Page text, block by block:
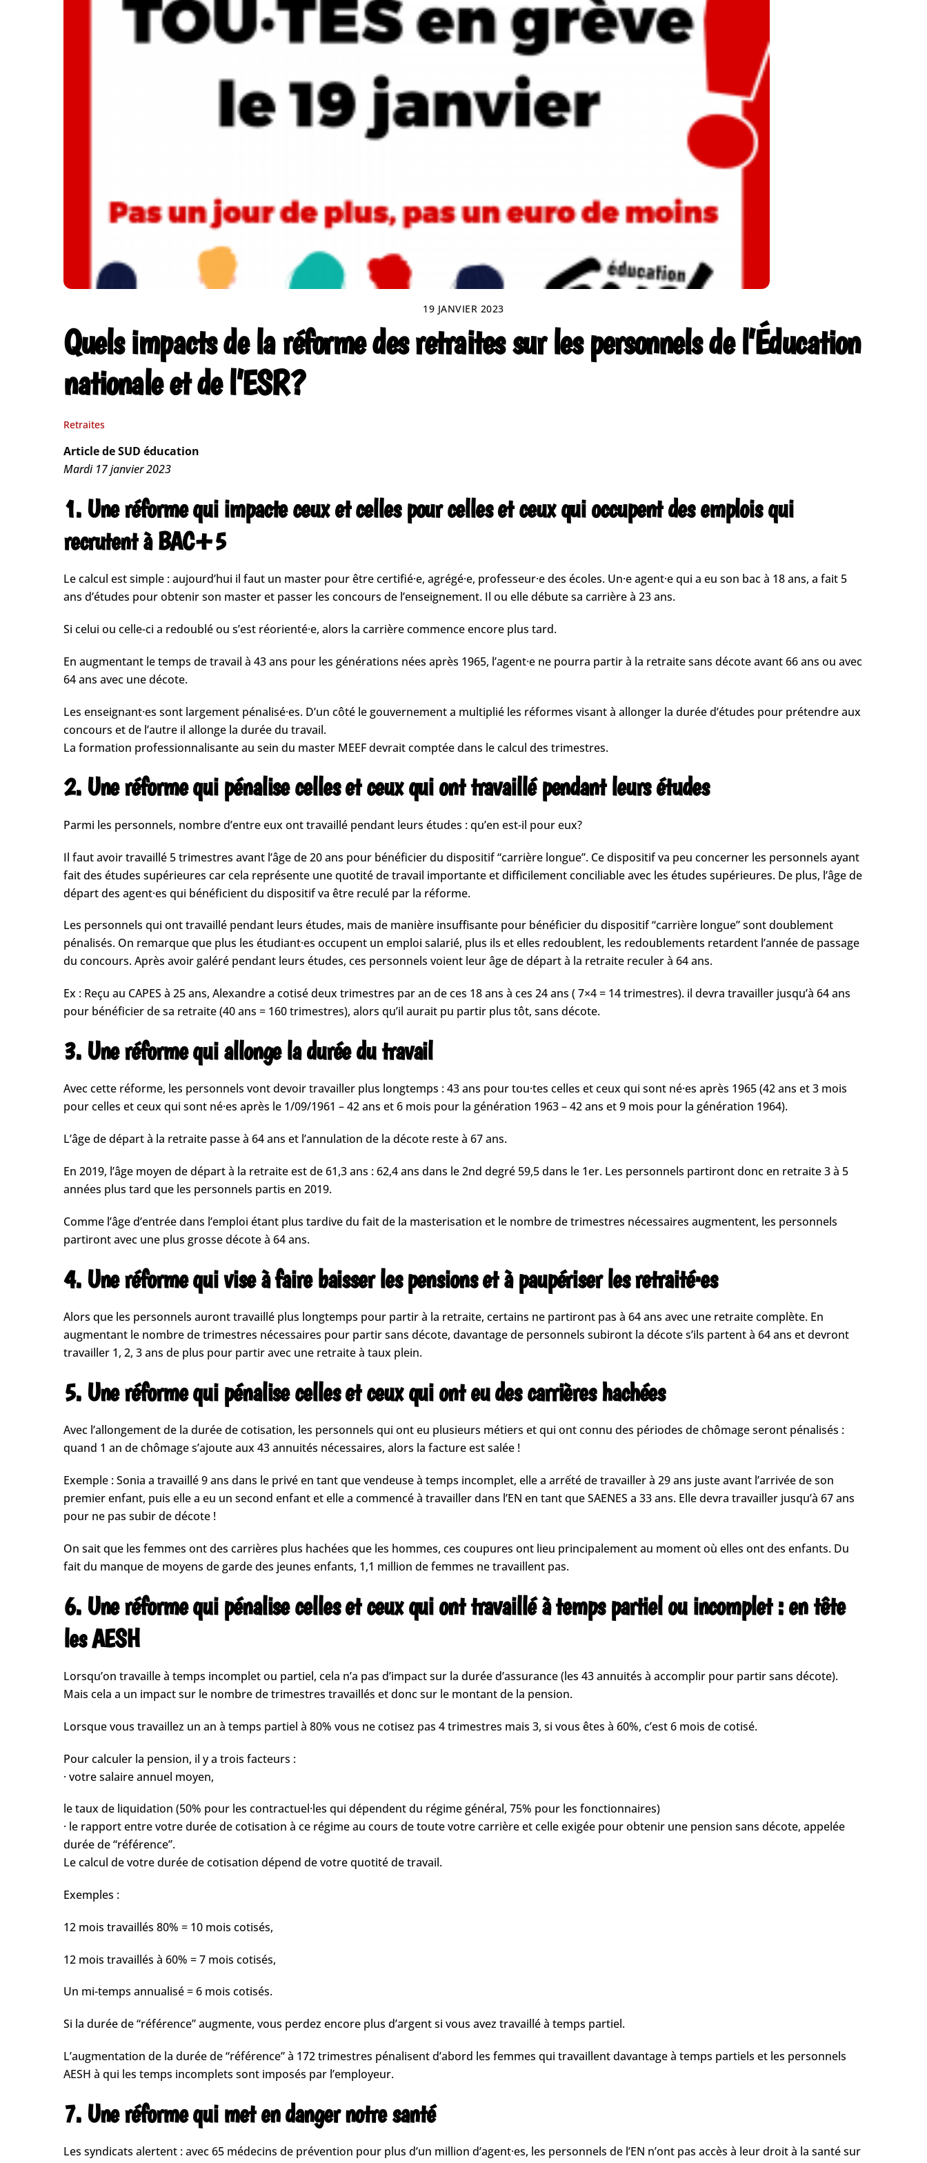
19 JANVIER 2023
Quels impacts de la réforme des retraites sur les personnels de l’Éducation
nationale et de l’ESR ?
Retraites
Article de SUD éducation
Mardi 17 janvier 2023
1. Une réforme qui impacte ceux et celles pour celles et ceux qui occupent des emplois qui
recrutent à BAC+5
Le calcul est simple : aujourd’hui il faut un master pour être certifié·e, agrégé·e, professeur·e des écoles. Un·e agent·e qui a eu son bac à 18 ans, a fait 5
ans d’études pour obtenir son master et passer les concours de l’enseignement. Il ou elle débute sa carrière à 23 ans.
Si celui ou celle-ci a redoublé ou s’est réorienté·e, alors la carrière commence encore plus tard.
En augmentant le temps de travail à 43 ans pour les générations nées après 1965, l’agent·e ne pourra partir à la retraite sans décote avant 66 ans ou avec
64 ans avec une décote.
Les enseignant·es sont largement pénalisé·es. D’un côté le gouvernement a multiplié les réformes visant à allonger la durée d’études pour prétendre aux
concours et de l’autre il allonge la durée du travail.
La formation professionnalisante au sein du master MEEF devrait comptée dans le calcul des trimestres.
2. Une réforme qui pénalise celles et ceux qui ont travaillé pendant leurs études
Parmi les personnels, nombre d’entre eux ont travaillé pendant leurs études : qu’en est-il pour eux?
Il faut avoir travaillé 5 trimestres avant l’âge de 20 ans pour bénéficier du dispositif “carrière longue”. Ce dispositif va peu concerner les personnels ayant
fait des études supérieures car cela représente une quotité de travail importante et difficilement conciliable avec les études supérieures. De plus, l’âge de
départ des agent·es qui bénéficient du dispositif va être reculé par la réforme.
Les personnels qui ont travaillé pendant leurs études, mais de manière insuffisante pour bénéficier du dispositif “carrière longue” sont doublement
pénalisés. On remarque que plus les étudiant·es occupent un emploi salarié, plus ils et elles redoublent, les redoublements retardent l’année de passage
du concours. Après avoir galéré pendant leurs études, ces personnels voient leur âge de départ à la retraite reculer à 64 ans.
Ex : Reçu au CAPES à 25 ans, Alexandre a cotisé deux trimestres par an de ces 18 ans à ces 24 ans ( 7×4 = 14 trimestres). il devra travailler jusqu’à 64 ans
pour bénéficier de sa retraite (40 ans = 160 trimestres), alors qu’il aurait pu partir plus tôt, sans décote.
3. Une réforme qui allonge la durée du travail
Avec cette réforme, les personnels vont devoir travailler plus longtemps : 43 ans pour tou·tes celles et ceux qui sont né·es après 1965 (42 ans et 3 mois
pour celles et ceux qui sont né·es après le 1/09/1961 – 42 ans et 6 mois pour la génération 1963 – 42 ans et 9 mois pour la génération 1964).
L’âge de départ à la retraite passe à 64 ans et l’annulation de la décote reste à 67 ans.
En 2019, l’âge moyen de départ à la retraite est de 61,3 ans : 62,4 ans dans le 2nd degré 59,5 dans le 1er. Les personnels partiront donc en retraite 3 à 5
années plus tard que les personnels partis en 2019.
Comme l’âge d’entrée dans l’emploi étant plus tardive du fait de la masterisation et le nombre de trimestres nécessaires augmentent, les personnels
partiront avec une plus grosse décote à 64 ans.
4. Une réforme qui vise à faire baisser les pensions et à paupériser les retraité·es
Alors que les personnels auront travaillé plus longtemps pour partir à la retraite, certains ne partiront pas à 64 ans avec une retraite complète. En
augmentant le nombre de trimestres nécessaires pour partir sans décote, davantage de personnels subiront la décote s’ils partent à 64 ans et devront
travailler 1, 2, 3 ans de plus pour partir avec une retraite à taux plein.
5. Une réforme qui pénalise celles et ceux qui ont eu des carrières hachées
Avec l’allongement de la durée de cotisation, les personnels qui ont eu plusieurs métiers et qui ont connu des périodes de chômage seront pénalisés :
quand 1 an de chômage s’ajoute aux 43 annuités nécessaires, alors la facture est salée !
Exemple : Sonia a travaillé 9 ans dans le privé en tant que vendeuse à temps incomplet, elle a arrếté de travailler à 29 ans juste avant l’arrivée de son
premier enfant, puis elle a eu un second enfant et elle a commencé à travailler dans l’EN en tant que SAENES a 33 ans. Elle devra travailler jusqu’à 67 ans
pour ne pas subir de décote !
On sait que les femmes ont des carrières plus hachées que les hommes, ces coupures ont lieu principalement au moment où elles ont des enfants. Du
fait du manque de moyens de garde des jeunes enfants, 1,1 million de femmes ne travaillent pas.
6. Une réforme qui pénalise celles et ceux qui ont travaillé à temps partiel ou incomplet : en tête
les AESH
Lorsqu’on travaille à temps incomplet ou partiel, cela n’a pas d’impact sur la durée d’assurance (les 43 annuités à accomplir pour partir sans décote).
Mais cela a un impact sur le nombre de trimestres travaillés et donc sur le montant de la pension.
Lorsque vous travaillez un an à temps partiel à 80% vous ne cotisez pas 4 trimestres mais 3, si vous êtes à 60%, c’est 6 mois de cotisé.
Pour calculer la pension, il y a trois facteurs :
· votre salaire annuel moyen,
le taux de liquidation (50% pour les contractuel·les qui dépendent du régime général, 75% pour les fonctionnaires)
· le rapport entre votre durée de cotisation à ce régime au cours de toute votre carrière et celle exigée pour obtenir une pension sans décote, appelée
durée de “référence”.
Le calcul de votre durée de cotisation dépend de votre quotité de travail.
Exemples :
12 mois travaillés 80% = 10 mois cotisés,
12 mois travaillés à 60% = 7 mois cotisés,
Un mi-temps annualisé = 6 mois cotisés.
Si la durée de “référence” augmente, vous perdez encore plus d’argent si vous avez travaillé à temps partiel.
L’augmentation de la durée de “référence” à 172 trimestres pénalisent d’abord les femmes qui travaillent davantage à temps partiels et les personnels
AESH à qui les temps incomplets sont imposés par l’employeur.
7. Une réforme qui met en danger notre santé
Les syndicats alertent : avec 65 médecins de prévention pour plus d’un million d’agent·es, les personnels de l’EN n’ont pas accès à leur droit à la santé sur